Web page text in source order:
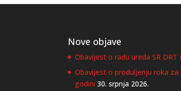
Nove objave
Obavijest o radu ureda SR DRT
Obavijest o produljenju roka
godini 30. srpnja 2026.